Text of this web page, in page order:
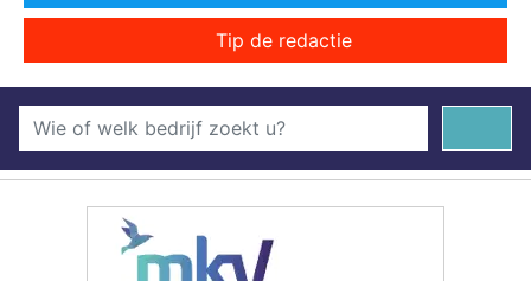
Tip de redactie